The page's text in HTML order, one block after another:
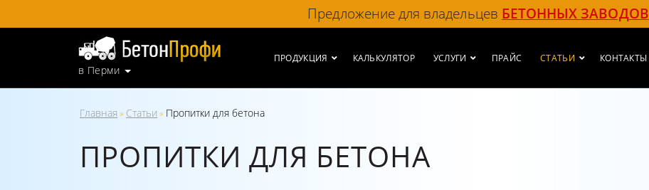
Предложение для владельцев БЕТОННЫХ ЗАВОДОВ
в Перми
ПРОДУКЦИЯ КАЛЬКУЛЯТОР УСЛУГИ ПРАЙС СТАТЬИ КОНТАКТЫ
Главная » Статьи » Пропитки для бетона
ПРОПИТКИ ДЛЯ БЕТОНА